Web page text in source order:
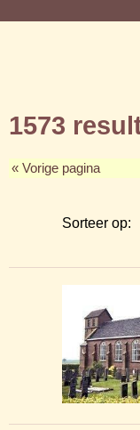
1573
« Vorige pagina
Sorteer op: